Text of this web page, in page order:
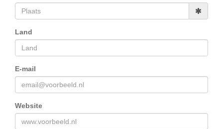
Land
E-mail
Website